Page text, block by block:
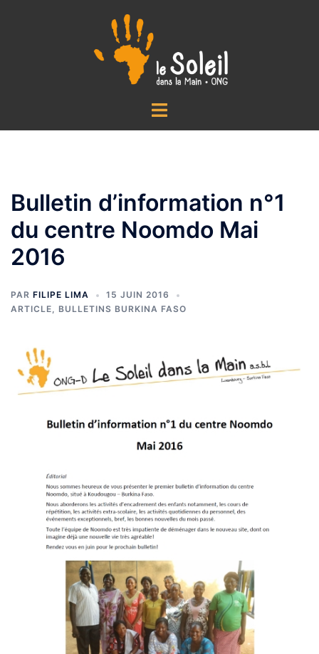
Ouvrir/fermer
Bulletin d’information n°1
du centre Noomdo Mai
2016
PAR FILIPE LIMA
15 JUIN 2016
ARTICLE, BULLETINS BURKINA FASO